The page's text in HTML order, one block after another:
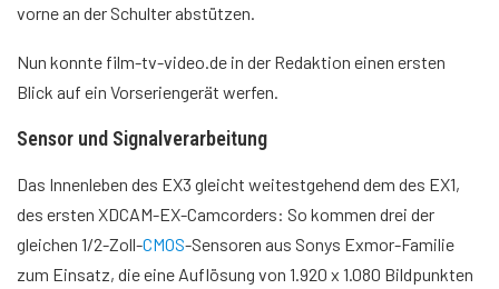
vorne an der Schulter abstützen.
Nun konnte film-tv-video.de in der Redaktion einen ersten
Blick auf ein Vorseriengerät werfen.
Sensor und Signalverarbeitung
Das Innenleben des EX3 gleicht weitestgehend dem des EX1,
des ersten XDCAM-EX-Camcorders: So kommen drei der
gleichen 1/2-Zoll-CMOS-Sensoren aus Sonys Exmor-Familie
zum Einsatz, die eine Auflösung von 1.920 x 1.080 Bildpunkten